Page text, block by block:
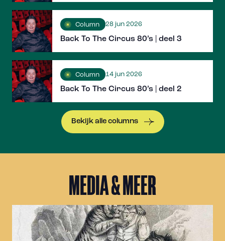
Column 28 jun 2026
Back To The Circus 80’s | deel 3
Column 14 jun 2026
Back To The Circus 80’s | deel 2
Bekijk alle columns
MEDIA & MEER